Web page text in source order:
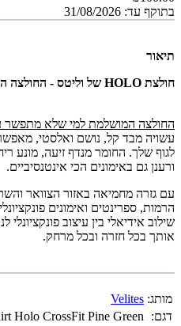
בתוקף עד: 31/08/2026
תיאור
חולצת HOLO של וליטס - החולצה הרשמית של ארגון קרוספיט העולמי!
החולצה המושלמת למי שלא מתפשר
עשויה מבד קל, נושם ואלסטי,
לגוף שלך. החומר מנדף זיעה, מונע
ורענן גם באימונים הכי אינטנסיביים.
עם גזרה מחמיאה באזור הצוואר
הרמות, ספרינטים ואימונים
שילוב אידיאלי בין עיצוב
אותך בכל חזרה ובכל מרחק.
מותג: Velites
דגם:
Holo CrossFit Pine Green